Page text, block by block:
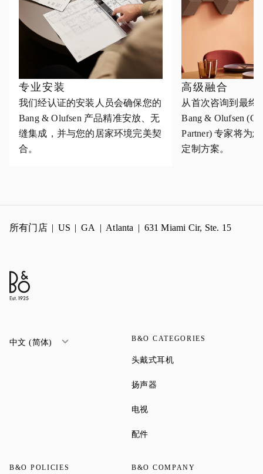
专业安装
我们经认证的安装人员会确保您的
Bang & Olufsen 产品精准安放、无
缝集成，并与您的居家环境完美契
合。
高级融合
从首次咨询到最终
Bang & Olufsen
Partner) 专家将为
定制方案。
所有门店 US GA Atlanta 631 Miami Cir, Ste. 15
中文 (简体) B&O CATEGORIES
头戴式耳机
扬声器
电视Link Opens in New Tab
配件Link Opens in New Tab
B&O POLICIES B&O COMPANY